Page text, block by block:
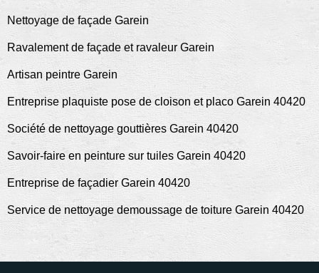
Nettoyage de façade Garein
Ravalement de façade et ravaleur Garein
Artisan peintre Garein
Entreprise plaquiste pose de cloison et placo Garein 40420
Société de nettoyage gouttières Garein 40420
Savoir-faire en peinture sur tuiles Garein 40420
Entreprise de façadier Garein 40420
Service de nettoyage demoussage de toiture Garein 40420